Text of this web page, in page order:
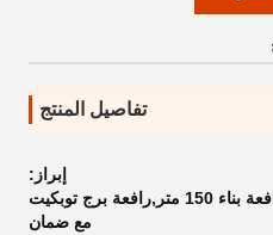
تفاصيل المنتج
إبراز:
رافعة برجية بمطرقة 60 متر,رافعة بناء 150 متر,رافعة برج توبكيت
مع ضمان